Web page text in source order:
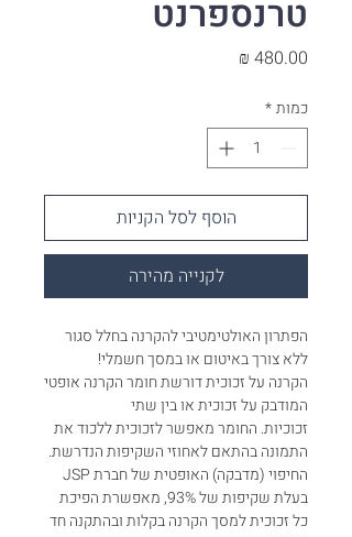
טרנספרנט
כמות*
הוסף לסל הקניות
לקנייה מהירה
הפתרון האולטימטיבי להקרנה בחלל סגור
ללא צורך באיטום או במסך חשמלי!
הקרנה על זכוכית דורשת חומר הקרנה אופטי
המודבק על זכוכית או בין שתי
זכוכיות. החומר מאפשר לזכוכית ללכוד את
התמונה בהתאם לאחוזי השקיפות הנדרשת.
החיפוי (מדבקה) האופטית של חברת JSP
בעלת שקיפות של 93%, מאפשרת הפיכת
כל זכוכית למסך הקרנה בקלות ובהתקנה חד